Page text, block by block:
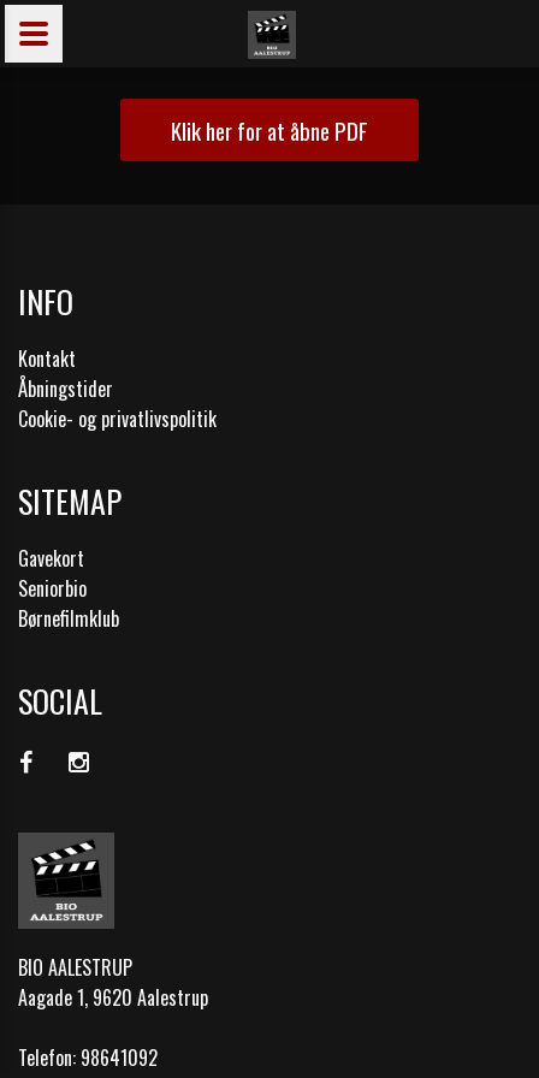
Klik her for at åbne PDF
INFO
Kontakt
Åbningstider
Cookie- og privatlivspolitik
SITEMAP
Gavekort
Seniorbio
Børnefilmklub
SOCIAL
BIO AALESTRUP
Aagade 1, 9620 Aalestrup
Telefon: 98641092